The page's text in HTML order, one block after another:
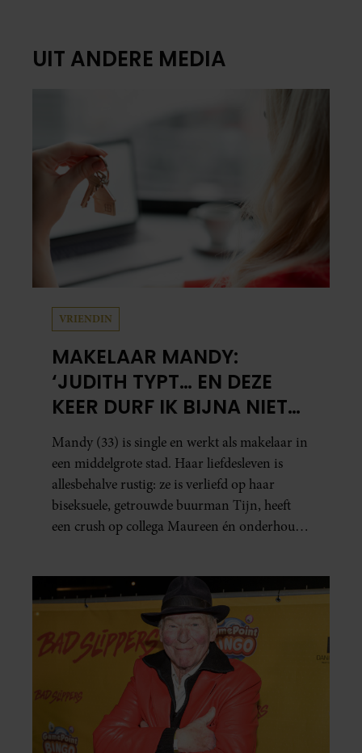
UIT ANDERE MEDIA
VRIENDIN
MAKELAAR MANDY:
‘JUDITH TYPT… EN DEZE
KEER DURF IK BIJNA NIET
TE LEZEN WAT ER KOMT’
Mandy (33) is single en werkt als makelaar in
een middelgrote stad. Haar liefdesleven is
allesbehalve rustig: ze is verliefd op haar
biseksuele, getrouwde buurman Tijn, heeft
een crush op collega Maureen én onderhoudt